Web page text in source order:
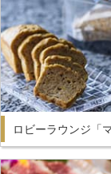
ロビーラウンジ「